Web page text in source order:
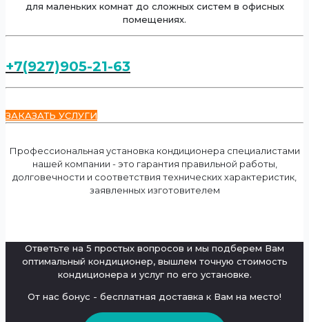
для маленьких комнат до сложных систем в офисных
помещениях.
+7(927)905-21-63
ЗАКАЗАТЬ УСЛУГИ
Профессиональная установка кондиционера специалистами
нашей компании - это гарантия правильной работы,
долговечности и соответствия технических характеристик,
заявленных изготовителем
Ответьте на 5 простых вопросов и мы подберем Вам
оптимальный кондиционер, вышлем точную стоимость
кондиционера и услуг по его установке.
От нас бонус - бесплатная доставка к Вам на место!